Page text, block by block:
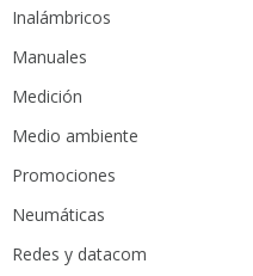
Inalámbricos
Manuales
Medición
Medio ambiente
Promociones
Neumáticas
Redes y datacom